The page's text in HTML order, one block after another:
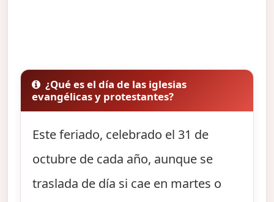
¿Qué es el día de las iglesias
evangélicas y protestantes?
Este feriado, celebrado el 31 de
octubre de cada año, aunque se
traslada de día si cae en martes o